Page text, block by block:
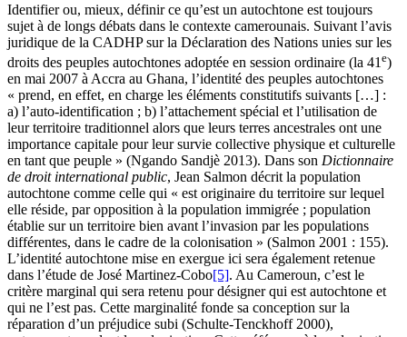
Identifier ou, mieux, définir ce qu’est un autochtone est toujours
sujet à de longs débats dans le contexte camerounais. Suivant l’avis
juridique de la CADHP sur la Déclaration des Nations unies sur les
droits des peuples autochtones adoptée en session ordinaire (la 41 e)
en mai 2007 à Accra au Ghana, l’identité des peuples autochtones
« prend, en effet, en charge les éléments constitutifs suivants […] :
a) l’auto-identification ; b) l’attachement spécial et l’utilisation de
leur territoire traditionnel alors que leurs terres ancestrales ont une
importance capitale pour leur survie collective physique et culturelle
en tant que peuple » (Ngando Sandjè 2013). Dans son Dictionnaire
de droit international public, Jean Salmon décrit la population
autochtone comme celle qui « est originaire du territoire sur lequel
elle réside, par opposition à la population immigrée ; population
établie sur un territoire bien avant l’invasion par les populations
différentes, dans le cadre de la colonisation » (Salmon 2001 : 155).
L’identité autochtone mise en exergue ici sera également retenue
dans l’étude de José Martinez-Cobo[5]. Au Cameroun, c’est le
critère marginal qui sera retenu pour désigner qui est autochtone et
qui ne l’est pas. Cette marginalité fonde sa conception sur la
réparation d’un préjudice subi (Schulte-Tenckhoff 2000),